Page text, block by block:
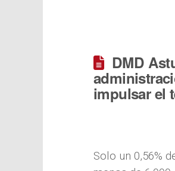
DMD
impulsar el
Solo un 0,56%